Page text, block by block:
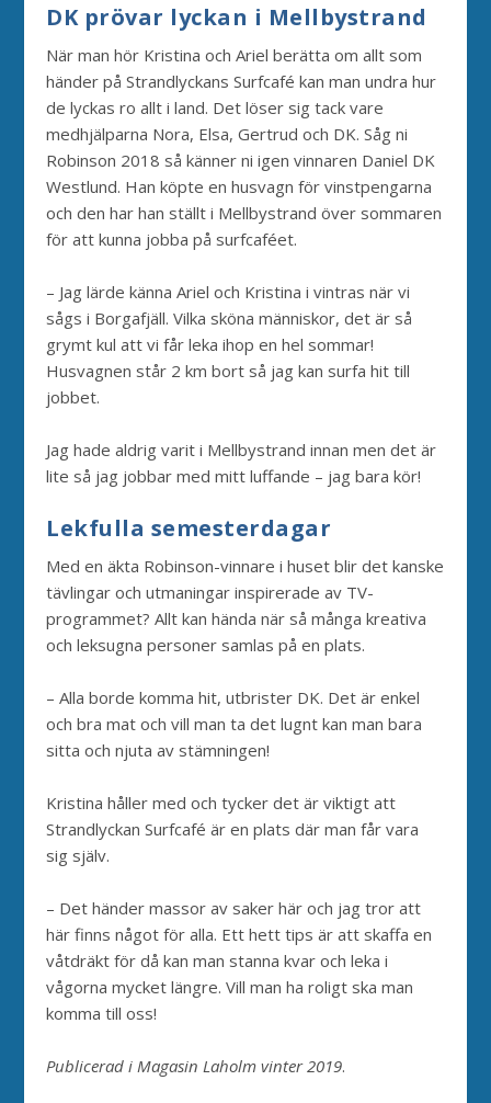
DK prövar lyckan i Mellbystrand
När man hör Kristina och Ariel berätta om allt som
händer på Strandlyckans Surfcafé kan man undra hur
de lyckas ro allt i land. Det löser sig tack vare
medhjälparna Nora, Elsa, Gertrud och DK. Såg ni
Robinson 2018 så känner ni igen vinnaren Daniel DK
Westlund. Han köpte en husvagn för vinstpengarna
och den har han ställt i Mellbystrand över sommaren
för att kunna jobba på surfcaféet.
– Jag lärde känna Ariel och Kristina i vintras när vi
sågs i Borgafjäll. Vilka sköna människor, det är så
grymt kul att vi får leka ihop en hel sommar!
Husvagnen står 2 km bort så jag kan surfa hit till
jobbet.
Jag hade aldrig varit i Mellbystrand innan men det är
lite så jag jobbar med mitt luffande – jag bara kör!
Lekfulla semesterdagar
Med en äkta Robinson-vinnare i huset blir det kanske
tävlingar och utmaningar inspirerade av TV-
programmet? Allt kan hända när så många kreativa
och leksugna personer samlas på en plats.
– Alla borde komma hit, utbrister DK. Det är enkel
och bra mat och vill man ta det lugnt kan man bara
sitta och njuta av stämningen!
Kristina håller med och tycker det är viktigt att
Strandlyckan Surfcafé är en plats där man får vara
sig själv.
– Det händer massor av saker här och jag tror att
här finns något för alla. Ett hett tips är att skaffa en
våtdräkt för då kan man stanna kvar och leka i
vågorna mycket längre. Vill man ha roligt ska man
komma till oss!
Publicerad i Magasin Laholm vinter 2019.